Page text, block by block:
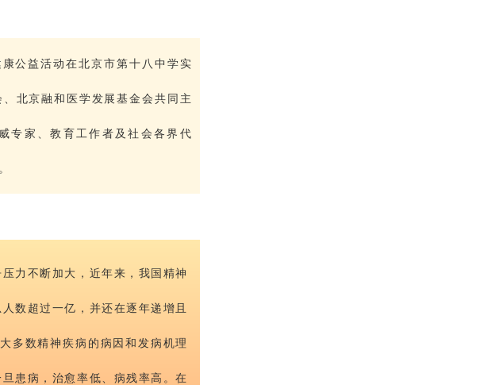
公益活动在北京市第十八中学实
北京融和医学发展基金会共同主
专家、教育工作者及社会各界代
力不断加大，近年来，我国精神
数超过一亿，并还在逐年递增且
多数精神疾病的病因和发病机理
患病，治愈率低、病残率高。在